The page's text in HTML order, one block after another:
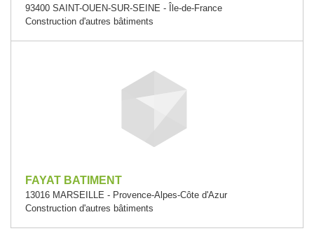
93400 SAINT-OUEN-SUR-SEINE - Île-de-France
Construction d'autres bâtiments
FAYAT BATIMENT
13016 MARSEILLE - Provence-Alpes-Côte d'Azur
Construction d'autres bâtiments